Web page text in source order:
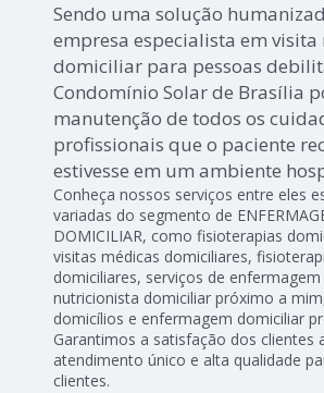
Sendo uma solução
empresa especialista em visita
domiciliar para pessoas
Condomínio Solar de Brasília
manutenção de todos os
profissionais que o paciente
estivesse em um ambiente
Conheça nossos serviços entre eles
variadas do segmento de
DOMICILIAR, como fisioterapias
visitas médicas domiciliares,
domiciliares, serviços de
nutricionista domiciliar próximo a
domicílios e enfermagem domiciliar
Garantimos a satisfação dos clientes
atendimento único e alta qualidade
clientes.